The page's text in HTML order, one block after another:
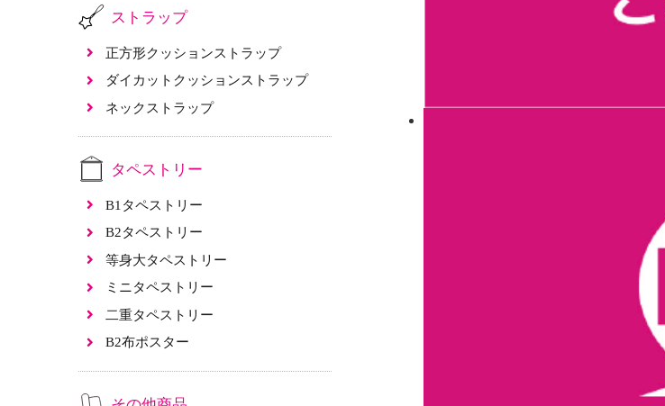
ストラップ
正方形クッションストラップ
ダイカットクッションストラップ
ネックストラップ
タペストリー
B1タペストリー
B2タペストリー
等身大タペストリー
ミニタペストリー
二重タペストリー
B2布ポスター